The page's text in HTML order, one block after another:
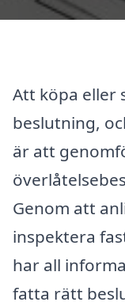
Att köpa eller
beslutning,
är att
Genom att
inspektera
har all
fatta rätt